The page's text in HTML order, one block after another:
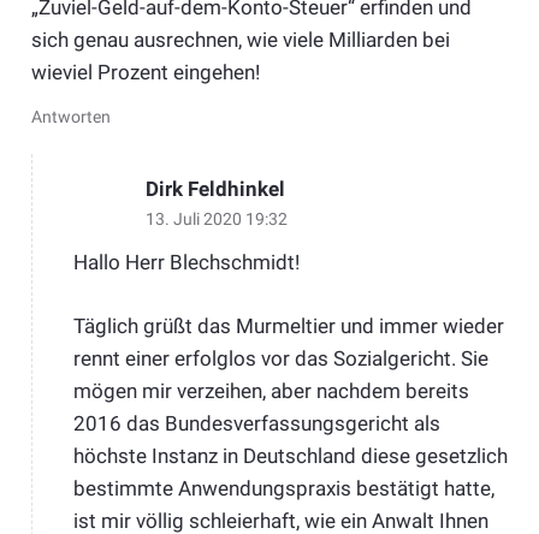
„Zuviel-Geld-auf-dem-Konto-Steuer“ erfinden und
sich genau ausrechnen, wie viele Milliarden bei
wieviel Prozent eingehen!
Antworten
Dirk Feldhinkel
13. Juli 2020 19:32
Hallo Herr Blechschmidt!
Täglich grüßt das Murmeltier und immer wieder
rennt einer erfolglos vor das Sozialgericht. Sie
mögen mir verzeihen, aber nachdem bereits
2016 das Bundesverfassungsgericht als
höchste Instanz in Deutschland diese gesetzlich
bestimmte Anwendungspraxis bestätigt hatte,
ist mir völlig schleierhaft, wie ein Anwalt Ihnen